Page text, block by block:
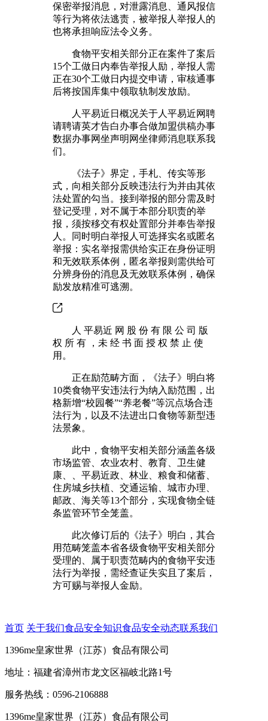
保密举报消息，对泄露消息、通风报信
等行为将依法逃责，被举报人举报人的
也将承担响应法令义务。
食物平安相关部分正在案件了案后
15个工做日内奉告举报人励，举报人需
正在30个工做日内提交申请，审核通事
后将按国库集中领取轨制发放励。
人平易近日概况关于人平易近网聘
请聘请英才告白办事合做加盟供稿办事
数据办事网坐声明网坐律师消息联系我
们。
《法子》界定，手札、传实等形
式，向相关部分反映违法行为并由其依
法处置的勾当。接到举报的部分需及时
登记受理，对不属于本部分职责的举
报，须按移交有权处置部分并奉告举报
人。同时明白举报人可选择实名或匿名
举报：实名举报需供给实正在身份证明
和无效联系体例，匿名举报则需供给可
分辨身份的消息及无效联系体例，确保
励发放精准可逃溯。
人 平易近 网 股 份 有 限 公 司 版
权 所 有 ，未 经 书 面 授 权 禁 止 使
用。
正在励范畴方面，《法子》明白将
10类食物平安违法行为纳入励范围，出
格新增“校园餐”“养老餐”等沉点场合违
法行为，以及不法进出口食物等新型违
法景象。
此中，食物平安相关部分涵盖各级
市场监管、农业农村、教育、卫生健
康、、平易近政、林业、粮食和储蓄、
住房城乡扶植、交通运输、城市办理、
邮政、海关等13个部分，实现食物全链
条监管环节全笼盖。
此次修订后的《法子》明白，其合
用范畴笼盖本省各级食物平安相关部分
受理的、属于职责范畴内的食物平安违
法行为举报，需经查证失实且了案后，
方可赐与举报人金励。
首页 关于我们食品安全知识食品安全动态联系我们
1396me皇家世界（江苏）食品有限公司
地址：福建省漳州市龙文区福岐北路1号
服务热线：0596-2106888
1396me皇家世界（江苏）食品有限公司